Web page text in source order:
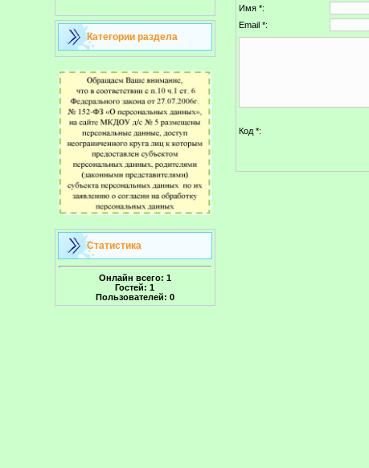
Категории раздела
Статистика
Онлайн всего: 1
Гостей: 1
Пользователей: 0
Имя *:
Email *:
Код *: